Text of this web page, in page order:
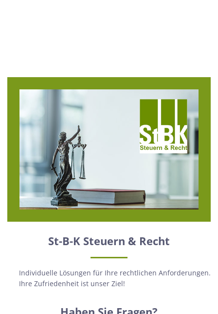
St-B-K Steuern & Recht
Individuelle Lösungen für Ihre rechtlichen Anforderungen.
Ihre Zufriedenheit ist unser Ziel!